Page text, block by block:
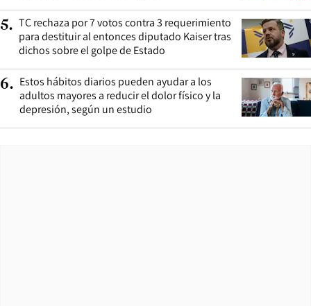
5. TC rechaza por 7 votos contra 3 requerimiento
para destituir al entonces diputado Kaiser tras
dichos sobre el golpe de Estado
6. Estos hábitos diarios pueden ayudar a los
adultos mayores a reducir el dolor físico y la
depresión, según un estudio